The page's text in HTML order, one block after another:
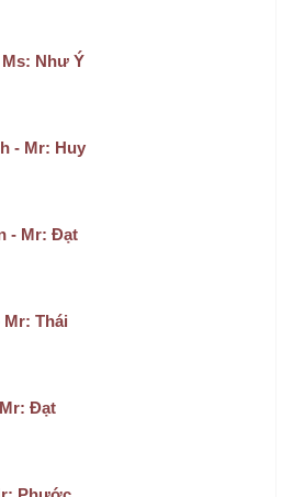
Như Ý
- Mr: Huy
- Mr: Đạt
Mr: Thái
Đạt